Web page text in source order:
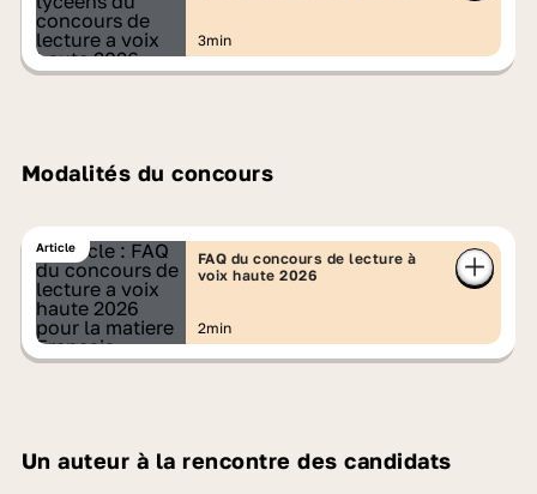
ajoutés toute l'année
Pour vous aider, collégiens et lycéens, à
semaine. À découvrir : des conseils et
d'auteurs dans les classes, des lectures
d'anciens candidats, etc.
3min
Modalités du concours
Article
FAQ du concours de lecture à
voix haute 2026
2min
Un auteur à la rencontre des candidats